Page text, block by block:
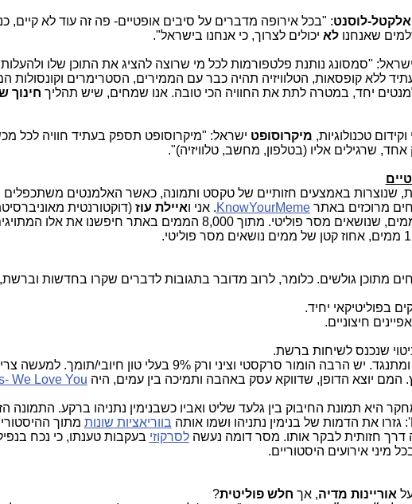
אלקטל-לוסנט: "בכל אירופה מדברים על סיבים אופטיים- פה זה עוד לא קיים,
לא יכולים לצרוך, כי אנחנו בישראל".
ישראל: "סמסונג נותנת פלטפורמות לכל מי שרוצה להציג את התוכן שלו ולהעלות
ללא קופסאות, הטלוויזיה תהיה כבר עם הממירים, הסטרימרים וקונסולות
יחד, במטרה לתת את החוויה הכי טובה. אנו שמחים, שיש תהליך חינוך
טכנולוגיות, מיקרוסופט ישראל: "מיקרוסופט תספק בעתיד חוויה לכל
שרגילים אליו (בטלפון, מחשב, טלוויזיה)".
שנוצרות באמצעים חזותיים של טקסט ותמונה, כאשר האלמנטים משתכפלים
מרוכזים באתרKnowYourMeme. אני ואיילת עוז(דוקטורנטית
הארוורד) החלטנו לחקור את הממים, שנושאים מסר פוליטי. מתוך 8,000 הממים באתר חיפשנו את אלו
המם יוצא הדופן, שדווקא עסק באהבה ותמיכה בין עמים, היה We Love You
היא תמונת החיבוק בין גלעד שליט ואביו כשבנימין נתניהו ברקע. התמונה
': גזרו את הדמות של בנימין נתניהו ושמו אותה בווריאציות שונות מתוך
דרך חזותית לבקר אותו. מסר דומה נעשהלסרקוזי בעקבות טענתו, כי נכח
מיני אירועים היסטוריים.
אוריינות מדיה, אך חלש פוליטית?